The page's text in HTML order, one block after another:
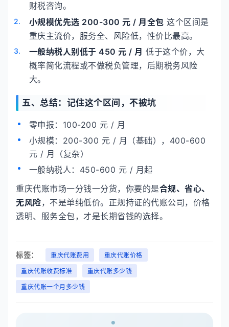
财税咨询。
小规模优先选 200-300 元 / 月全包 这个区间是
重庆主流价，服务全、风险低，性价比最高。
一般纳税人别低于 450 元 / 月 低于这个价，大
概率简化流程或不做税负管理，后期税务风险
大。
五、总结：记住这个区间，不被坑
零申报：100-200 元 / 月
小规模：200-300 元 / 月（基础），400-600
元 / 月（复杂）
一般纳税人：450-600 元 / 月起
重庆代账市场一分钱一分货，你要的是合规、省心、
无风险，不是单纯低价。正规持证的代账公司，价格
透明、服务全包，才是长期省钱的选择。
标签： 重庆代账费用
重庆代账价格
重庆代账收费标准
重庆代账多少钱
重庆代账一个月多少钱